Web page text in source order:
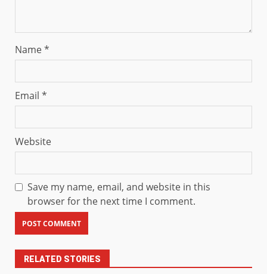
Name*
Email *
Website
Save my name, email, and website in this
browser for the next time I comment.
RELATED STORIES